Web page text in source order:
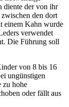
diente der von ihr
den dort
einem Kahn wurde
verwendet
Die Führung soll
von 8 bis 16
ungünstigen
zu hohe
oder fällt aus